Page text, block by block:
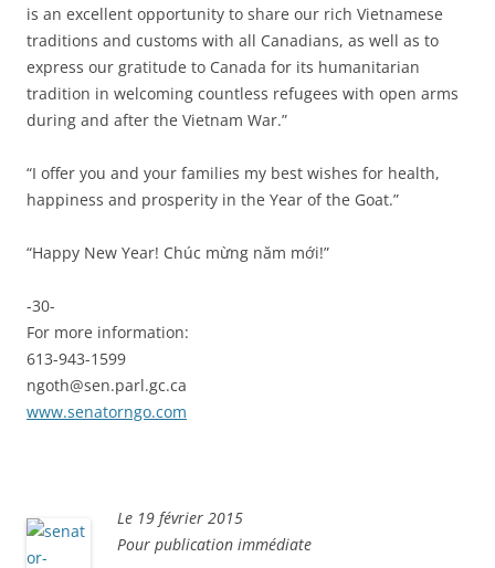
is an excellent opportunity to share our rich Vietnamese
traditions and customs with all Canadians, as well as to
express our gratitude to Canada for its humanitarian
tradition in welcoming countless refugees with open arms
during and after the Vietnam War.”
“I offer you and your families my best wishes for health,
happiness and prosperity in the Year of the Goat.”
“Happy New Year! Chúc mừng năm mới!”
-30-
For more information:
613-943-1599
ngoth@sen.parl.gc.ca
www.senatorngo.com
Le 19 février 2015
Pour publication immédiate